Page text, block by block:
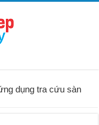
dụng tra cứu sàn